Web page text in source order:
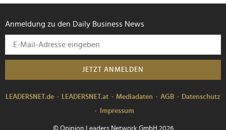
Anmeldung zu den Daily Business News
JETZT ANMELDEN
LEADERSNET.de LEADERSNET.at Mediadaten AGB
Datenschutz
Impressum